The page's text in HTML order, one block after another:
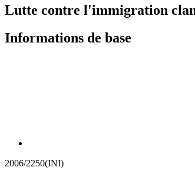
Lutte contre l'immigration
Informations de base
2006/2250(INI)